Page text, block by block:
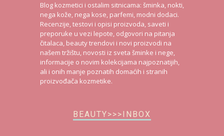
Blog kozmetici i ostalim sitnicama: šminka, nokti,
nega kože, nega kose, parfemi, modni dodaci.
Recenzije, testovi i opisi proizvoda, saveti i
preporuke u vezi lepote, odgovori na pitanja
čitalaca, beauty trendovi i novi proizvodi na
našem tržištu, novosti iz sveta šminke i nege,
informacije o novim kolekcijama najpoznatijih,
ali i onih manje poznatih domaćih i stranih
proizvođača kozmetike.
BEAUTY>>>INBOX